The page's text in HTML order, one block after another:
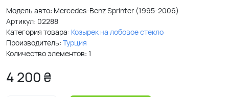
Модель авто: Mercedes-Benz Sprinter (1995-2006)
Артикул: 02288
Категория товара: Козырек на лобовое стекло
Производитель: Турция
Количество элементов: 1
4 200 ₴